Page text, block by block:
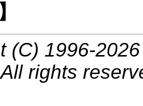
(C) 1996-
rights